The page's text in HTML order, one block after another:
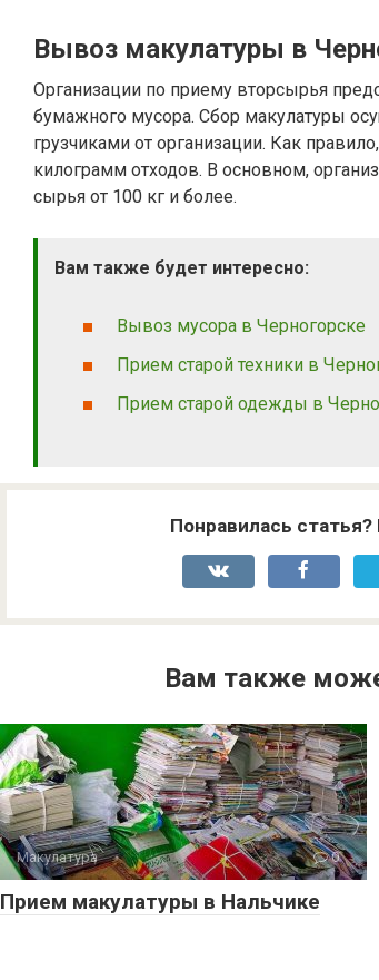
Вывоз макулатуры в
Организации по приему вторсырья
бумажного мусора. Сбор макулатуры
грузчиками от организации. Как
килограмм отходов. В основном,
сырья от 100 кг и более.
Вам также будет интересно:
Вывоз мусора в Черногорске
Прием старой техники в
Прием старой одежды в
Понравилась
Вам также
Макулатура 0
Прием макулатуры в Нальчике